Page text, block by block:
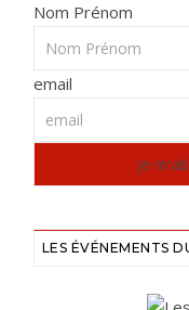
Nom Prénom
email
LES ÉVÉNEMENTS